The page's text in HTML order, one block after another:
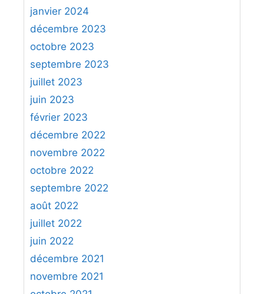
janvier 2024
décembre 2023
octobre 2023
septembre 2023
juillet 2023
juin 2023
février 2023
décembre 2022
novembre 2022
octobre 2022
septembre 2022
août 2022
juillet 2022
juin 2022
décembre 2021
novembre 2021